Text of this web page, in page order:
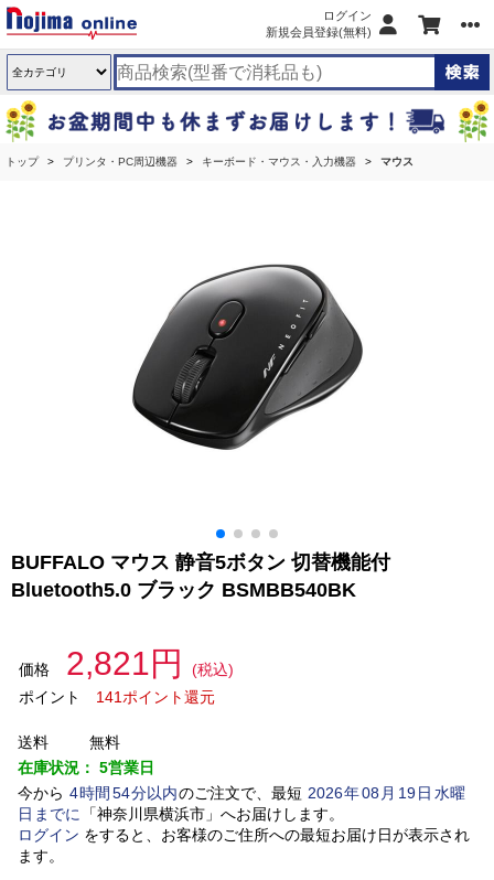
ログイン
新規会員登録(無料)
トップ プリンタ・PC周辺機器 キーボード・マウス・入力機器 マウス
BUFFALO マウス 静音5ボタン 切替機能付
Bluetooth5.0 ブラック BSMBB540BK
価格 2,821円
(税込)
ポイント
141ポイント還元
送料
無料
在庫状況： 5営業日
今から 4時間 54分以内のご注文で、最短 2026年08 月 19日水曜
日 までに 「神奈川県横浜市」 へお届けします。
ログイン をすると、お客様のご住所への最短お届け日が表示され
ます。